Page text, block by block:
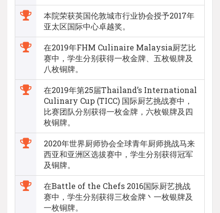
本院荣获英国伦敦城市行业协会授予2017年
亚太区国际中心卓越奖。
在2019年FHM Culinaire Malaysia厨艺比
赛中，学生分别获得一枚金牌、五枚银牌及
八枚铜牌。
在2019年第25届Thailand’s International
Culinary Cup (TICC) 国际厨艺挑战赛中，
比赛团队分别获得一枚金牌，六枚银牌及四
枚铜牌。
2020年世界厨师协会全球青年厨师挑战马来
西亚和亚洲区选拔赛中，学生分别获得冠军
及铜牌。
在Battle of the Chefs 2016国际厨艺挑战
赛中，学生分别获得三枚金牌丶一枚银牌及
一枚铜牌。